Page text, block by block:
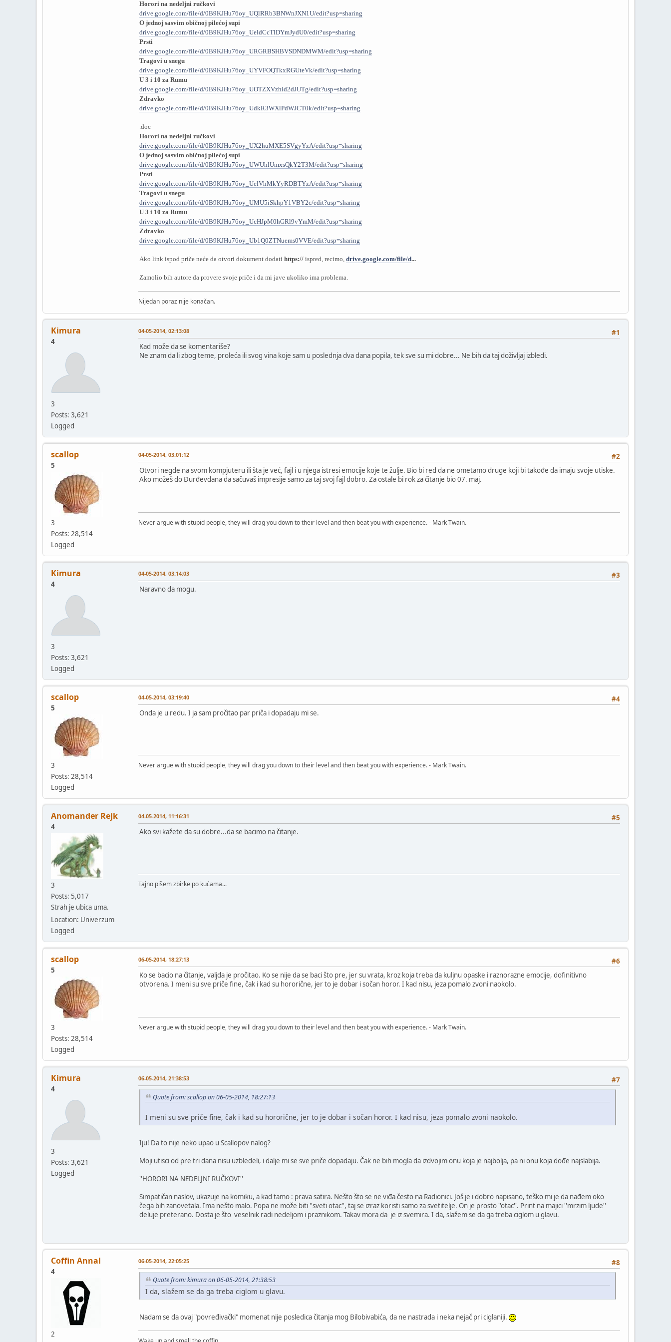
Horori na nedeljni ručkovi
drive.google.com/file/d/0B9KJHu76oy_UQlRRb3BNWnJXN1U/edit?usp=sharing
O jednoj sasvim običnoj pilećoj supi
drive.google.com/file/d/0B9KJHu76oy_UeldCcTlDYmJydU0/edit?usp=sharing
Prsti
drive.google.com/file/d/0B9KJHu76oy_URGRBSHBVSDNDMWM/edit?usp=sharing
Tragovi u snegu
drive.google.com/file/d/0B9KJHu76oy_UYVFOQTkxRGUteVk/edit?usp=sharing
U 3 i 10 za Rumu
drive.google.com/file/d/0B9KJHu76oy_UOTZXVzhid2dJUTg/edit?usp=sharing
Zdravko
drive.google.com/file/d/0B9KJHu76oy_UdkR3WXlPdWJCT0k/edit?usp=sharing
.doc
Horori na nedeljni ručkovi
drive.google.com/file/d/0B9KJHu76oy_UX2huMXE5SVgyYzA/edit?usp=sharing
O jednoj sasvim običnoj pilećoj supi
drive.google.com/file/d/0B9KJHu76oy_UWUhlUmxsQkY2T3M/edit?usp=sharing
Prsti
drive.google.com/file/d/0B9KJHu76oy_UelVhMkYyRDBTYzA/edit?usp=sharing
Tragovi u snegu
drive.google.com/file/d/0B9KJHu76oy_UMU5iSkhpY1VBY2c/edit?usp=sharing
U 3 i 10 za Rumu
drive.google.com/file/d/0B9KJHu76oy_UcHJpM0hGRl9vYmM/edit?usp=sharing
Zdravko
drive.google.com/file/d/0B9KJHu76oy_Ub1Q0ZTNuems0VVE/edit?usp=sharing
Ako link ispod priče neće da otvori dokument dodati https:// ispred, recimo, drive.google.com/file/d...
Zamolio bih autore da provere svoje priče i da mi jave ukoliko ima problema.
Nijedan poraz nije konačan.
Kimura
4
3
Posts: 3,621
Logged
#1
04-05-2014, 02:13:08
Kad može da se komentariše?
Ne znam da li zbog teme, proleća ili svog vina koje sam u poslednja dva dana popila, tek sve su mi dobre... Ne bih da taj doživljaj izbledi.
scallop
5
3
Posts: 28,514
Logged
#2
04-05-2014, 03:01:12
Otvori negde na svom kompjuteru ili šta je već, fajl i u njega istresi emocije koje te žulje. Bio bi red da ne ometamo druge koji bi takođe da imaju svoje utiske.
Ako možeš do Đurđevdana da sačuvaš impresije samo za taj svoj fajl dobro. Za ostale bi rok za čitanje bio 07. maj.
Never argue with stupid people, they will drag you down to their level and then beat you with experience. - Mark Twain.
Kimura
4
3
Posts: 3,621
Logged
#3
04-05-2014, 03:14:03
Naravno da mogu.
scallop
5
3
Posts: 28,514
Logged
#4
04-05-2014, 03:19:40
Onda je u redu. I ja sam pročitao par priča i dopadaju mi se.
Never argue with stupid people, they will drag you down to their level and then beat you with experience. - Mark Twain.
Anomander Rejk
4
3
Posts: 5,017
Strah je ubica uma.
Location: Univerzum
Logged
#5
04-05-2014, 11:16:31
Ako svi kažete da su dobre...da se bacimo na čitanje.
Tajno pišem zbirke po kućama...
scallop
5
3
Posts: 28,514
Logged
#6
06-05-2014, 18:27:13
Ko se bacio na čitanje, valjda je pročitao. Ko se nije da se baci što pre, jer su vrata, kroz koja treba da kuljnu opaske i raznorazne emocije, dofinitivno
otvorena. I meni su sve priče fine, čak i kad su hororične, jer to je dobar i sočan horor. I kad nisu, jeza pomalo zvoni naokolo.
Never argue with stupid people, they will drag you down to their level and then beat you with experience. - Mark Twain.
Kimura
4
3
Posts: 3,621
Logged
#7
06-05-2014, 21:38:53
Quote from: scallop on 06-05-2014, 18:27:13
I meni su sve priče fine, čak i kad su hororične, jer to je dobar i sočan horor. I kad nisu, jeza pomalo zvoni naokolo.
Iju! Da to nije neko upao u Scallopov nalog?
Moji utisci od pre tri dana nisu uzbledeli, i dalje mi se sve priče dopadaju. Čak ne bih mogla da izdvojim onu koja je najbolja, pa ni onu koja dođe najslabija.
''HORORI NA NEDELJNI RUČKOVI''
Simpatičan naslov, ukazuje na komiku, a kad tamo : prava satira. Nešto što se ne viđa često na Radionici. Još je i dobro napisano, teško mi je da nađem oko
čega bih zanovetala. Ima nešto malo. Popa ne može biti ''sveti otac'', taj se izraz koristi samo za svetitelje. On je prosto ''otac''. Print na majici ''mrzim ljude''
deluje preterano. Dosta je što veselnik radi nedeljom i praznikom. Takav mora da je iz svemira. I da, slažem se da ga treba ciglom u glavu.
Coffin Annal
4
2
#8
06-05-2014, 22:05:25
Quote from: kimura on 06-05-2014, 21:38:53
I da, slažem se da ga treba ciglom u glavu.
Nadam se da ovaj "povređivački" momenat nije posledica čitanja mog Bilobivabića, da ne nastrada i neka nejač pri ciglaniji.